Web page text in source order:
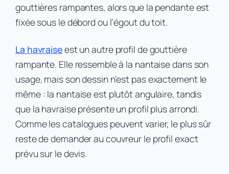
gouttières rampantes, alors que la pendante est
fixée sous le débord ou l’égout du toit.
La havraiseest un autre profil de gouttière
rampante. Elle ressemble à la nantaise dans son
usage, mais son dessin n’est pas exactement le
même : la nantaise est plutôt angulaire, tandis
que la havraise présente un profil plus arrondi.
Comme les catalogues peuvent varier, le plus sûr
reste de demander au couvreur le profil exact
prévu sur le devis.